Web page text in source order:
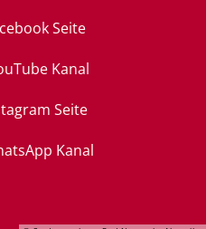
Seite
Kanal
Seite
Kanal